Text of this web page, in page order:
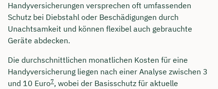
Handyversicherungen versprechen oft umfassenden
Schutz bei Diebstahl oder Beschädigungen durch
Unachtsamkeit und können flexibel auch gebrauchte
Geräte abdecken.
Die durchschnittlichen monatlichen Kosten für eine
Handyversicherung liegen nach einer Analyse zwischen 3
und 10 Euro7, wobei der Basisschutz für aktuelle